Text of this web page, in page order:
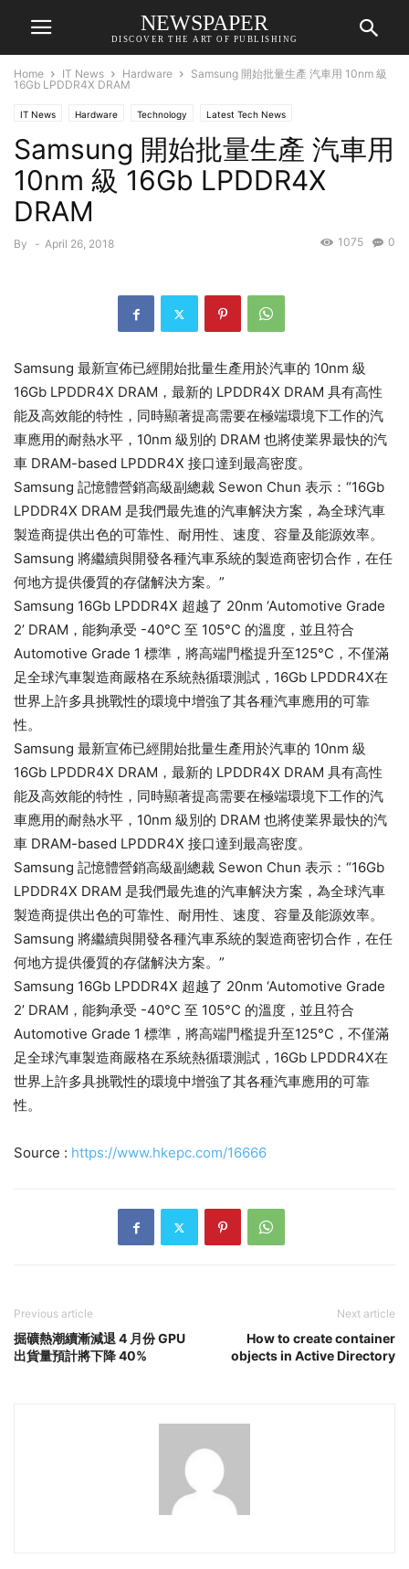
NEWSPAPER
DISCOVER THE ART OF PUBLISHING
Home IT News Hardware
Samsung 開始批量生產 汽車用 10nm 級
16Gb LPDDR4X DRAM
IT News Hardware Technology Latest Tech News
Samsung 開始批量生產 汽車用
10nm 級 16Gb LPDDR4X
DRAM
By - April 26, 2018 0
1075
Samsung 最新宣佈已經開始批量生產用於汽車的 10nm 級
16Gb LPDDR4X DRAM，最新的 LPDDR4X DRAM 具有高性
能及高效能的特性，同時顯著提高需要在極端環境下工作的汽
車應用的耐熱水平，10nm 級別的 DRAM 也將使業界最快的汽
車 DRAM-based LPDDR4X 接口達到最高密度。
Samsung 記憶體營銷高級副總裁 Sewon Chun 表示：“16Gb
LPDDR4X DRAM 是我們最先進的汽車解決方案，為全球汽車
製造商提供出色的可靠性、耐用性、速度、容量及能源效率。
Samsung 將繼續與開發各種汽車系統的製造商密切合作，在任
何地方提供優質的存儲解決方案。”
Samsung 16Gb LPDDR4X 超越了 20nm ‘Automotive Grade
2’ DRAM，能夠承受 -40°C 至 105°C 的溫度，並且符合
Automotive Grade 1 標準，將高端門檻提升至125°C，不僅滿
足全球汽車製造商嚴格在系統熱循環測試，16Gb LPDDR4X在
世界上許多具挑戰性的環境中增強了其各種汽車應用的可靠
性。
Samsung 最新宣佈已經開始批量生產用於汽車的 10nm 級
16Gb LPDDR4X DRAM，最新的 LPDDR4X DRAM 具有高性
能及高效能的特性，同時顯著提高需要在極端環境下工作的汽
車應用的耐熱水平，10nm 級別的 DRAM 也將使業界最快的汽
車 DRAM-based LPDDR4X 接口達到最高密度。
Samsung 記憶體營銷高級副總裁 Sewon Chun 表示：“16Gb
LPDDR4X DRAM 是我們最先進的汽車解決方案，為全球汽車
製造商提供出色的可靠性、耐用性、速度、容量及能源效率。
Samsung 將繼續與開發各種汽車系統的製造商密切合作，在任
何地方提供優質的存儲解決方案。”
Samsung 16Gb LPDDR4X 超越了 20nm ‘Automotive Grade
2’ DRAM，能夠承受 -40°C 至 105°C 的溫度，並且符合
Automotive Grade 1 標準，將高端門檻提升至125°C，不僅滿
足全球汽車製造商嚴格在系統熱循環測試，16Gb LPDDR4X在
世界上許多具挑戰性的環境中增強了其各種汽車應用的可靠
性。
Source : https://www.hkepc.com/16666
Previous article
掘礦熱潮續漸減退 4 月份 GPU
出貨量預計將下降 40%
Next article
How to create container
objects in Active Directory